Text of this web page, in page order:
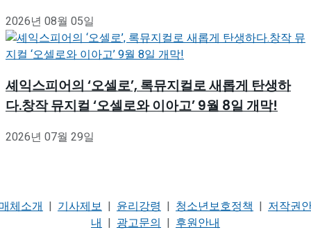
2026년 08월 05일
셰익스피어의 ‘오셀로’, 록뮤지컬로 새롭게 탄생하
다.창작 뮤지컬 ‘오셀로와 이아고’ 9월 8일 개막!
2026년 07월 29일
체소개 | 기사제보 | 윤리강령 | 청소년보호정책 | 저작권
내 | 광고문의 | 후원안내